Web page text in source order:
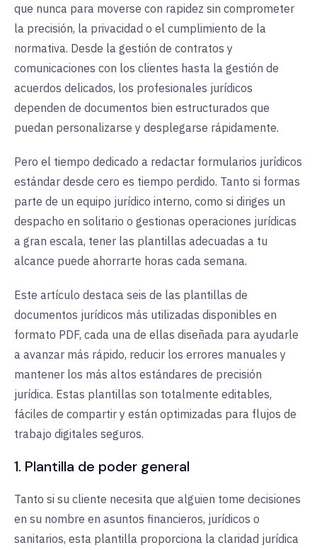
que nunca para moverse con rapidez sin comprometer
la precisión, la privacidad o el cumplimiento de la
normativa. Desde la gestión de contratos y
comunicaciones con los clientes hasta la gestión de
acuerdos delicados, los profesionales jurídicos
dependen de documentos bien estructurados que
puedan personalizarse y desplegarse rápidamente.
Pero el tiempo dedicado a redactar formularios jurídicos
estándar desde cero es tiempo perdido. Tanto si formas
parte de un equipo jurídico interno, como si diriges un
despacho en solitario o gestionas operaciones jurídicas
a gran escala, tener las plantillas adecuadas a tu
alcance puede ahorrarte horas cada semana.
Este artículo destaca seis de las plantillas de
documentos jurídicos más utilizadas disponibles en
formato PDF, cada una de ellas diseñada para ayudarle
a avanzar más rápido, reducir los errores manuales y
mantener los más altos estándares de precisión
jurídica. Estas plantillas son totalmente editables,
fáciles de compartir y están optimizadas para flujos de
trabajo digitales seguros.
1. Plantilla de poder general
Tanto si su cliente necesita que alguien tome decisiones
en su nombre en asuntos financieros, jurídicos o
sanitarios, esta plantilla proporciona la claridad jurídica